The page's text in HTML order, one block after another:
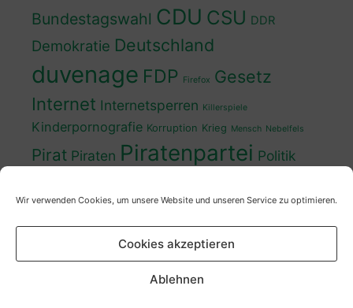
Wir verwenden Cookies, um unsere Website und unseren Service zu optimieren.
Cookies akzeptieren
Ablehnen
Bundestagswahl CDU CSU DDR
Demokratie Deutschland
duvenage FDP Firefox Gesetz
Internet Internetsperren Killerspiele
Kinderpornografie Korruption Krieg Mensch Nebelfels
Pirat Piraten Piratenpartei Politik
Wahlkampf Wahlprogramm Wähler
Zensur Zensursula Überwachung